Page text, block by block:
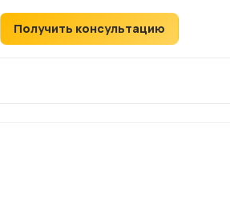
Получить консультацию